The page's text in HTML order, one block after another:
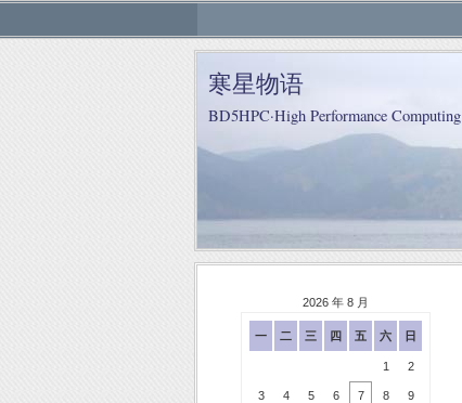
寒星物语
BD5HPC·High Performance Computing
2026 年 8 月
一 二 三 四 五 六 日
1 2
3 4 5 6 7 8 9